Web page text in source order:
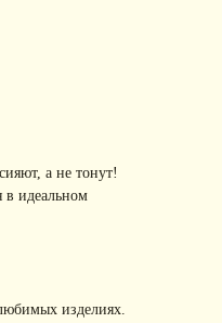
а не тонут!
в идеальном
изделиях.